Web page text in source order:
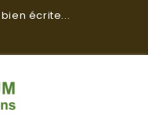
écrite...